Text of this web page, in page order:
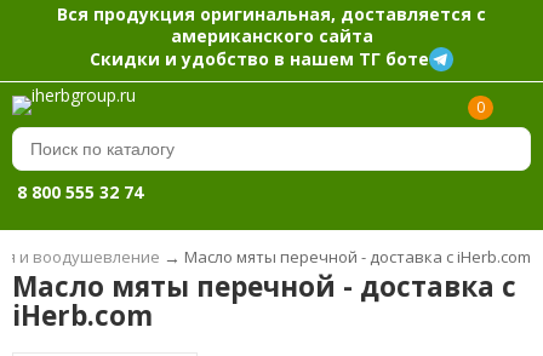
Вся продукция оригинальная, доставляется с
американского сайта
Скидки и удобство в нашем ТГ боте
0
8 800 555 32 74
и воодушевление → Масло мяты перечной - доставка с iHerb.com
Масло мяты перечной - доставка с
iHerb.com